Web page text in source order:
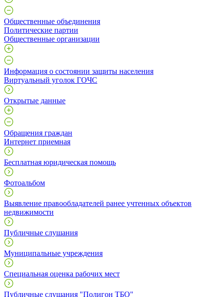
Общественные объединения
Политические партии
Общественные организации
Информация о состоянии защиты населения
Виртуальный уголок ГОЧС
Открытые данные
Обращения граждан
Интернет приемная
Бесплатная юридическая помощь
Фотоальбом
Выявление правообладателей ранее учтенных объектов
недвижимости
Публичные слушания
Муниципальные учреждения
Специальная оценка рабочих мест
Публичные слушания "Полигон ТБО"